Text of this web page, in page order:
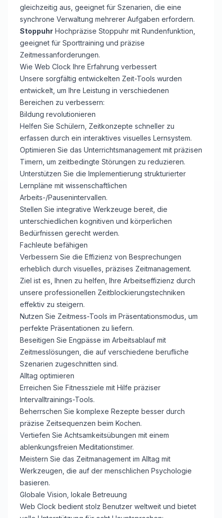
gleichzeitig aus, geeignet für Szenarien, die eine
synchrone Verwaltung mehrerer Aufgaben erfordern.
Stoppuhr Hochpräzise Stoppuhr mit Rundenfunktion,
geeignet für Sporttraining und präzise
Zeitmessanforderungen.
Wie Web Clock Ihre Erfahrung verbessert
Unsere sorgfältig entwickelten Zeit-Tools wurden
entwickelt, um Ihre Leistung in verschiedenen
Bereichen zu verbessern:
Bildung revolutionieren
Helfen Sie Schülern, Zeitkonzepte schneller zu
erfassen durch ein interaktives visuelles Lernsystem.
Optimieren Sie das Unterrichtsmanagement mit präzisen
Timern, um zeitbedingte Störungen zu reduzieren.
Unterstützen Sie die Implementierung strukturierter
Lernpläne mit wissenschaftlichen
Arbeits-/Pausenintervallen.
Stellen Sie integrative Werkzeuge bereit, die
unterschiedlichen kognitiven und körperlichen
Bedürfnissen gerecht werden.
Fachleute befähigen
Verbessern Sie die Effizienz von Besprechungen
erheblich durch visuelles, präzises Zeitmanagement.
Ziel ist es, Ihnen zu helfen, Ihre Arbeitseffizienz durch
unsere professionellen Zeitblockierungstechniken
effektiv zu steigern.
Nutzen Sie Zeitmess-Tools im Präsentationsmodus, um
perfekte Präsentationen zu liefern.
Beseitigen Sie Engpässe im Arbeitsablauf mit
Zeitmesslösungen, die auf verschiedene berufliche
Szenarien zugeschnitten sind.
Alltag optimieren
Erreichen Sie Fitnessziele mit Hilfe präziser
Intervalltrainings-Tools.
Beherrschen Sie komplexe Rezepte besser durch
präzise Zeitsequenzen beim Kochen.
Vertiefen Sie Achtsamkeitsübungen mit einem
ablenkungsfreien Meditationstimer.
Meistern Sie das Zeitmanagement im Alltag mit
Werkzeugen, die auf der menschlichen Psychologie
basieren.
Globale Vision, lokale Betreuung
Web Clock bedient stolz Benutzer weltweit und bietet